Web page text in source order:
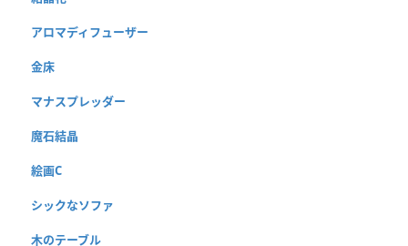
アロマディフューザー
金床
マナスプレッダー
魔石結晶
絵画C
シックなソファ
木のテーブル